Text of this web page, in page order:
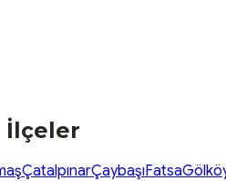
İlçeler
ÇatalpınarÇaybaşıFatsa